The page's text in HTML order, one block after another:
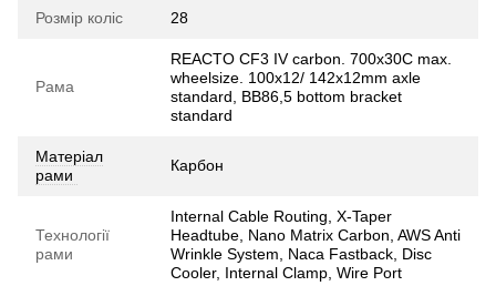
Розмір коліс 28
Рама
REACTO CF3 IV carbon. 700x30C max.
wheelsize. 100x12/ 142x12mm axle
standard, BB86,5 bottom bracket
standard
Матеріал
рами
Карбон
Технології
рами
Internal Cable Routing, X-Taper
Headtube, Nano Matrix Carbon, AWS Anti
Wrinkle System, Naca Fastback, Disc
Cooler, Internal Clamp, Wire Port